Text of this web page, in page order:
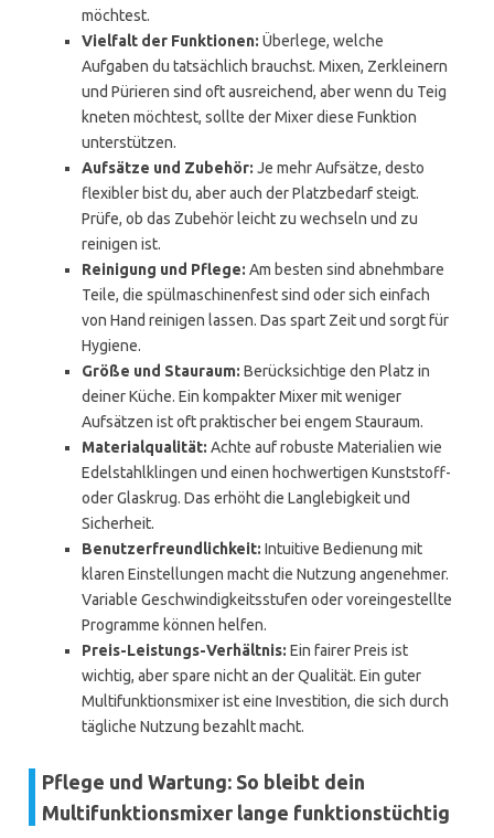
möchtest.
Vielfalt der Funktionen: Überlege, welche
Aufgaben du tatsächlich brauchst. Mixen, Zerkleinern
und Pürieren sind oft ausreichend, aber wenn du Teig
kneten möchtest, sollte der Mixer diese Funktion
unterstützen.
Aufsätze und Zubehör: Je mehr Aufsätze, desto
flexibler bist du, aber auch der Platzbedarf steigt.
Prüfe, ob das Zubehör leicht zu wechseln und zu
reinigen ist.
Reinigung und Pflege: Am besten sind abnehmbare
Teile, die spülmaschinenfest sind oder sich einfach
von Hand reinigen lassen. Das spart Zeit und sorgt für
Hygiene.
Größe und Stauraum: Berücksichtige den Platz in
deiner Küche. Ein kompakter Mixer mit weniger
Aufsätzen ist oft praktischer bei engem Stauraum.
Materialqualität: Achte auf robuste Materialien wie
Edelstahlklingen und einen hochwertigen Kunststoff-
oder Glaskrug. Das erhöht die Langlebigkeit und
Sicherheit.
Benutzerfreundlichkeit: Intuitive Bedienung mit
klaren Einstellungen macht die Nutzung angenehmer.
Variable Geschwindigkeitsstufen oder voreingestellte
Programme können helfen.
Preis-Leistungs-Verhältnis: Ein fairer Preis ist
wichtig, aber spare nicht an der Qualität. Ein guter
Multifunktionsmixer ist eine Investition, die sich durch
tägliche Nutzung bezahlt macht.
Pflege und Wartung: So bleibt dein
Multifunktionsmixer lange funktionstüchtig